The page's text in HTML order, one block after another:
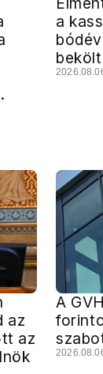
a
az
az
A